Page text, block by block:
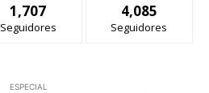
1,707
Seguidores
4,085
Seguidores
ESPECIAL